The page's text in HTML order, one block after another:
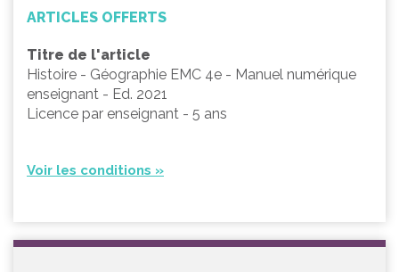
ARTICLES OFFERTS
Titre de l'article
Histoire - Géographie EMC 4e - Manuel numérique
enseignant - Ed. 2021
Licence par enseignant - 5 ans
Voir les conditions »